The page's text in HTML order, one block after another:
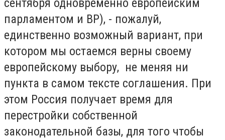
сентября одновременно европейским
парламентом и ВР), - пожалуй,
единственно возможный вариант, при
котором мы остаемся верны своему
европейскому выбору, не меняя ни
пункта в самом тексте соглашения. При
этом Россия получает время для
перестройки собственной
законодательной базы, для того чтобы